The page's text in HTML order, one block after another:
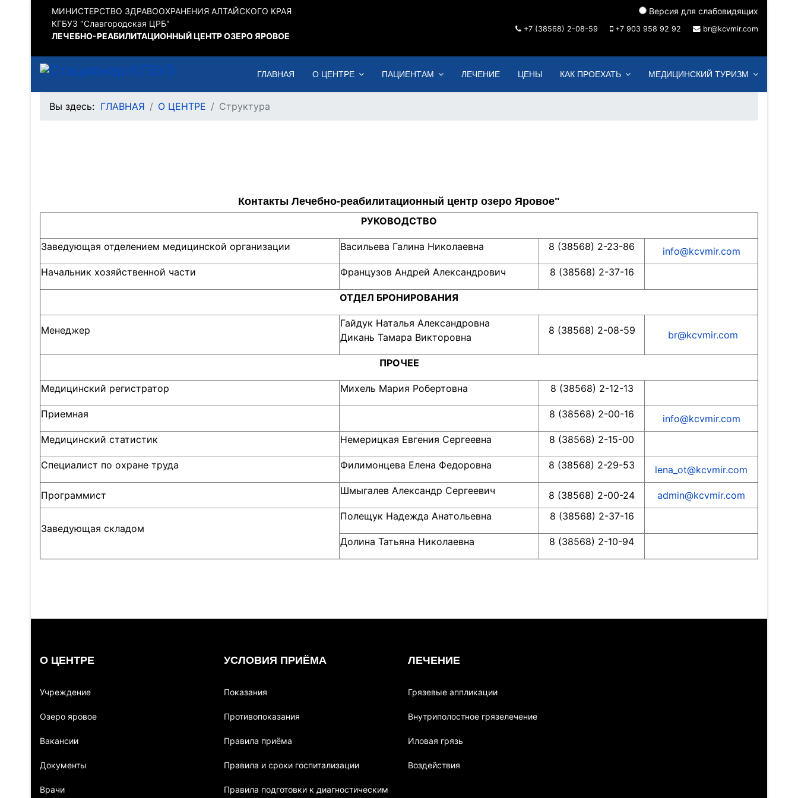
МИНИСТЕРСТВО ЗДРАВООХРАНЕНИЯ АЛТАЙСКОГО КРАЯ
КГБУЗ "Славгородская ЦРБ"
ЛЕЧЕБНО-РЕАБИЛИТАЦИОННЫЙ ЦЕНТР ОЗЕРО ЯРОВОЕ
Версия для слабовидящих
+7 (38568) 2-08-59 +7 903 958 92 92 br@kcvmir.com
ГЛАВНАЯ О ЦЕНТРЕ ПАЦИЕНТАМ ЛЕЧЕНИЕ ЦЕНЫ КАК ПРОЕХАТЬ МЕДИЦИНСКИЙ ТУРИЗМ
Вы здесь: ГЛАВНАЯ О ЦЕНТРЕ Структура
Контакты Лечебно-реабилитационный центр озеро Яровое"
РУКОВОДСТВО
Заведующая отделением медицинской организации Васильева Галина Николаевна 8 (38568) 2-23-86
info@kcvmir.com
Начальник хозяйственной части
Французов Андрей Александрович 8 (38568) 2-37-16
ОТДЕЛ БРОНИРОВАНИЯ
Менеджер
Гайдук Наталья Александровна
Дикань Тамара Викторовна
8 (38568) 2-08-59 br@kcvmir.com
ПРОЧЕЕ
Медицинский регистратор Михель Мария Робертовна 8 (38568) 2-12-13
Приемная 8 (38568) 2-00-16
info@kcvmir.com
Медицинский статистик
Немерицкая Евгения Сергеевна 8 (38568) 2-15-00
Специалист по охране труда Филимонцева Елена Федоровна 8 (38568) 2-29-53 lena_ot@kcvmir.com
Программист Шмыгалев Александр Сергеевич 8 (38568) 2-00-24 admin@kcvmir.com
Заведующая складом
Полещук Надежда Анатольевна 8 (38568) 2-37-16
Долина Татьяна Николаевна 8 (38568) 2-10-94
О ЦЕНТРЕ
Учреждение
Озеро яровое
Вакансии
Документы
Врачи
УСЛОВИЯ ПРИЁМА
Показания
Противопоказания
Правила приёма
Правила и сроки госпитализации
Правила подготовки к диагностическим
ЛЕЧЕНИЕ
Грязевые аппликации
Внутриполостное грязелечение
Иловая грязь
Воздействия